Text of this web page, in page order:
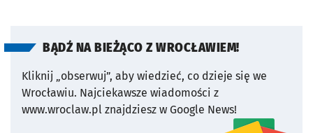
BĄDŹ NA BIEŻĄCO Z WROCŁAWIEM!
Kliknij „obserwuj”, aby wiedzieć, co dzieje się we
Wrocławiu. Najciekawsze wiadomości z
www.wroclaw.pl znajdziesz w Google News!